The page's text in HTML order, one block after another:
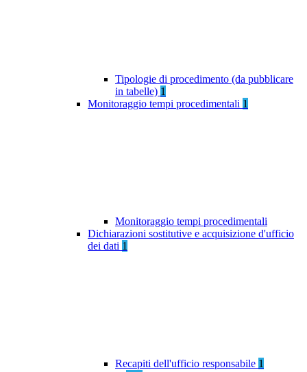
Tipologie di procedimento (da pubblicare
in tabelle) 1
Monitoraggio tempi procedimentali 1
Monitoraggio tempi procedimentali
Dichiarazioni sostitutive e acquisizione d'ufficio
dei dati 1
Recapiti dell'ufficio responsabile 1